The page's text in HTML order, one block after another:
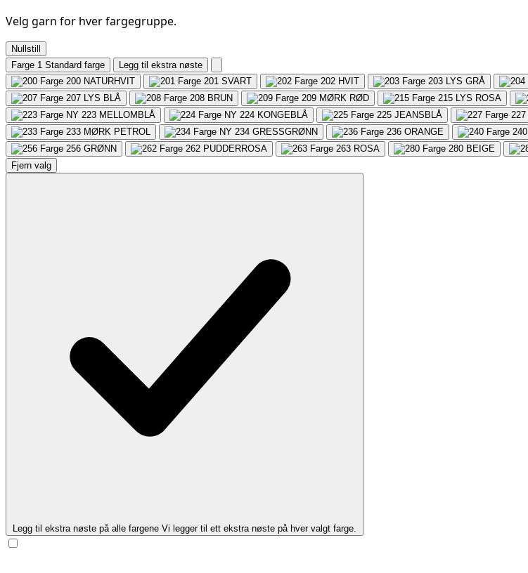
Velg garn for hver fargegruppe.
Nullstill
Farge 1 Standard farge
Legg til ekstra nøste
200 NATURHVIT 201 SVART 202 HVIT 203 LYS GRÅ
207 LYS BLÅ 208 BRUN 209 MØRK RØD 215 LYS ROSA
223 MELLOMBLÅ 224 KONGEBLÅ 225 JEANSBLÅ 227
233 MØRK PETROL 234 GRESSGRØNN 236 ORANGE 240
256 GRØNN 262 PUDDERROSA 263 ROSA 280 BEIGE
Fjern valg
Legg til ekstra nøste på alle fargene Vi legger til ett ekstra nøste på hver valgt farge.